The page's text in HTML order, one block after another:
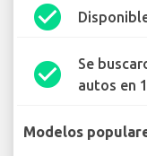
check_circle
check_circle
Se
autos en
Modelos